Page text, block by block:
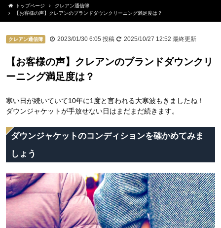
トップページ
クレアン通信簿
【お客様の声】クレアンのブランドダウンクリーニング満足度は？
クレアン通信簿 2023/01/30 6:05 投稿 2025/10/27 12:52 最終更新
【お客様の声】クレアンのブランドダウンクリ
ーニング満足度は？
寒い日が続いていて10年に1度と言われる大寒波もきましたね！
ダウンジャケットが手放せない日はまだまだ続きます。
ダウンジャケットのコンディションを確かめてみま
しょう